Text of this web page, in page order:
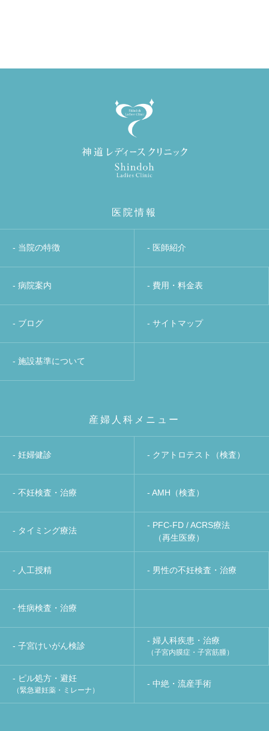
医院情報
- 当院の特徴 - 医師紹介
- 病院案内 - 費用・料金表
- ブログ - サイトマップ
- 施設基準について
産婦人科メニュー
- 妊婦健診 - クアトロテスト（検査）
- 不妊検査・治療 - AMH（検査）
- タイミング療法
- PFC-FD / ACRS療法
（再生医療）
- 人工授精 - 男性の不妊検査・治療
- 性病検査・治療
- 子宮けいがん検診
- 婦人科疾患・治療
（子宮内膜症・子宮筋腫）
- ピル処方・避妊
（緊急避妊薬・ミレーナ）
- 中絶・流産手術